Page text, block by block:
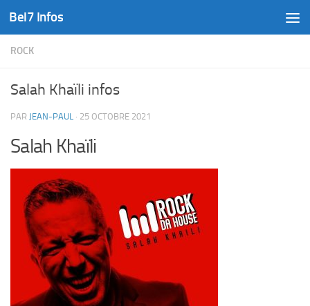
Skip to content
Bel7 Infos
ROCK
Salah Khaïli infos
PAR JEAN-PAUL · 25 OCTOBRE 2021
Salah Khaïli